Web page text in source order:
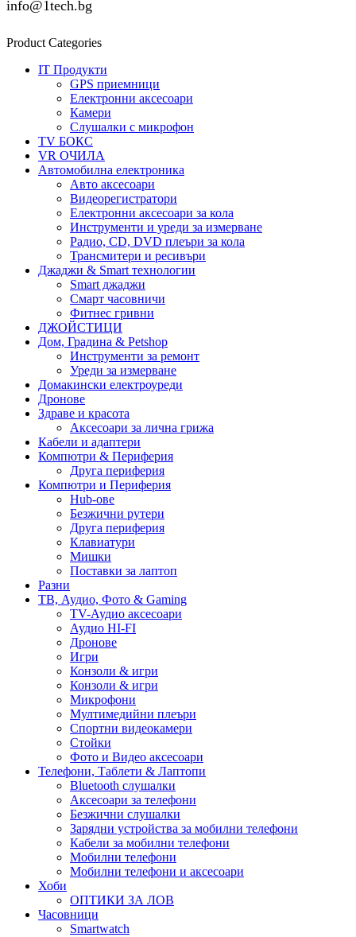
info@1tech.bg
Product Categories
IT Продукти
GPS приемници
Електронни аксесоари
Камери
Слушалки с микрофон
TV БОКС
VR ОЧИЛА
Автомобилна електроника
Авто аксесоари
Видеорегистратори
Електронни аксесоари за кола
Инструменти и уреди за измерване
Радио, CD, DVD плеъри за кола
Трансмитери и ресивъри
Джаджи & Smart технологии
Smart джаджи
Смарт часовничи
Фитнес гривни
ДЖОЙСТИЦИ
Дом, Градина & Petshop
Инструменти за ремонт
Уреди за измерване
Домакински електроуреди
Дронове
Здраве и красота
Аксесоари за лична грижа
Кабели и адаптери
Компютри & Периферия
Друга периферия
Компютри и Периферия
Hub-ове
Безжични рутери
Друга периферия
Клавиатури
Мишки
Поставки за лаптоп
Разни
ТВ, Аудио, Фото & Gaming
TV-Аудио аксесоари
Аудио HI-FI
Дронове
Игри
Конзоли & игри
Конзоли & игри
Микрофони
Мултимедийни плеъри
Спортни видеокамери
Стойки
Фото и Видео аксесоари
Телефони, Таблети & Лаптопи
Bluetooth слушалки
Аксесоари за телефони
Безжични слушалки
Зарядни устройства за мобилни телефони
Кабели за мобилни телефони
Мобилни телефони
Мобилни телефони и аксесоари
Хоби
ОПТИКИ ЗА ЛОВ
Часовници
Smartwatch